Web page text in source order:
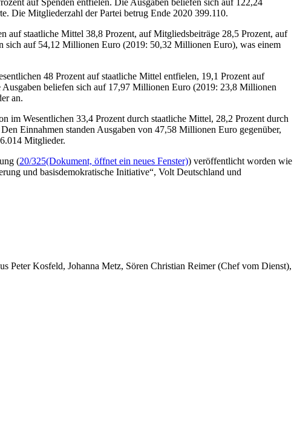
Die Mitgliederzahl der Partei betrug Ende 2020 399.110.
staatliche Mittel 38,8 Prozent, auf Mitgliedsbeiträge 28,5 Prozent, auf
sich auf 54,12 Millionen Euro (2019: 50,32 Millionen Euro), was einem
48 Prozent auf staatliche Mittel entfielen, 19,1 Prozent auf
beliefen sich auf 17,97 Millionen Euro (2019: 23,8 Millionen
an.
Wesentlichen 33,4 Prozent durch staatliche Mittel, 28,2 Prozent durch
Einnahmen standen Ausgaben von 47,58 Millionen Euro gegenüber,
Mitglieder.
(20/325(Dokument, öffnet ein neues Fenster)) veröffentlicht worden wie
und basisdemokratische Initiative“, Volt Deutschland und
Peter Kosfeld, Johanna Metz, Sören Christian Reimer (Chef vom Dienst),